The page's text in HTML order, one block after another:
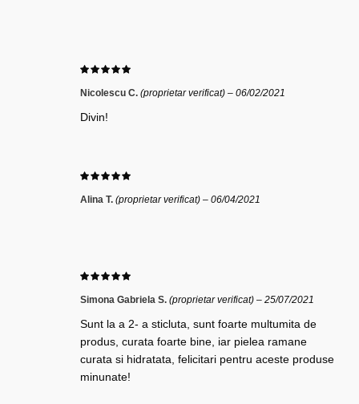
Nicolescu C. (proprietar verificat) – 06/02/2021
Divin!
Alina T. (proprietar verificat) – 06/04/2021
Simona Gabriela S. (proprietar verificat) – 25/07/2021
Sunt la a 2- a sticluta, sunt foarte multumita de
produs, curata foarte bine, iar pielea ramane
curata si hidratata, felicitari pentru aceste produse
minunate!